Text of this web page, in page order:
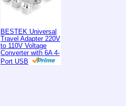
BESTEK Universal
Travel Adapter 220V
to 110V Voltage
Converter with 6A 4-
Port USB